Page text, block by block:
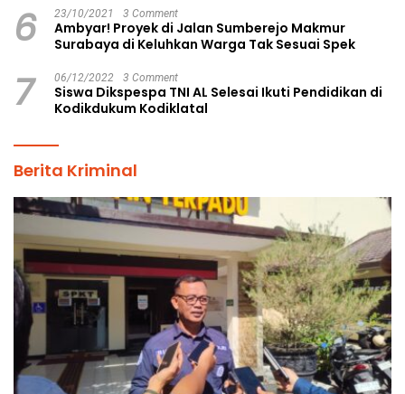
6 23/10/2021 3 Comment
Ambyar! Proyek di Jalan Sumberejo Makmur
Surabaya di Keluhkan Warga Tak Sesuai Spek
7 06/12/2022 3 Comment
Siswa Dikspespa TNI AL Selesai Ikuti Pendidikan di
Kodikdukum Kodiklatal
Berita Kriminal